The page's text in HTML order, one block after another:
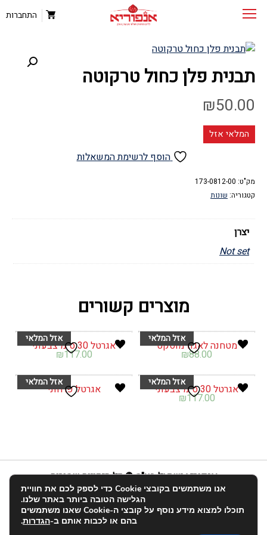
התחברות
תבנית פלן כחול טרקוטה
₪50.00
המלאי אזל
הוסף לרשימת המשאלות
מק"ט: 173-0812-00
קטגוריה: שונות
יצרן
Not set
מוצרים קשורים
מטחנה לאגוז מוסקט
₪88.00
אגרטל 30 ס"מ צבעוני
₪117.00
אגרטל 30 ס"מ צבעוני
₪117.00
אגרטל פרחוני
אנפוריא ישראל בע"מ © כל הזכויות שמורות
03-683-2022
info@enforia.co.il
אודות
תקנון ושאלות הצהרת נגישות
החשבון שלי
אנו משתמשים בקובצי Cookie כדי לספק לכם את חוויית
הגלישה הטובה ביותר באתר שלנו.
תוכלו למצוא מידע נוסף על קובצי ה-Cookie שאנו משתמשים
בהם או לכבות אותם ב-הגדרות.